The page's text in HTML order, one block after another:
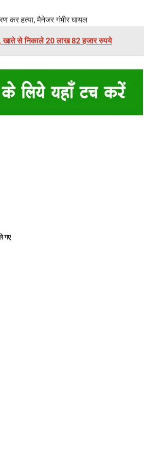
कर हत्या, मैनेजर गंभीर घायल
खाते से निकाले 20 लाख 82 हजार रुपये
गए